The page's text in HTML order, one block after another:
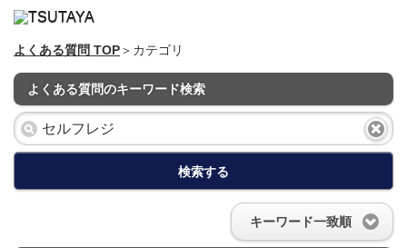
よくある質問 TOP＞カテゴリ
よくある質問のキーワード検索
検索する
キーワード一致順